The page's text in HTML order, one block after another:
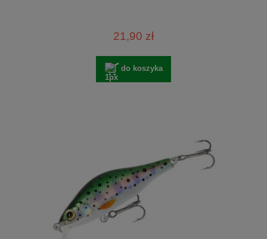
21,90 zł
do koszyka